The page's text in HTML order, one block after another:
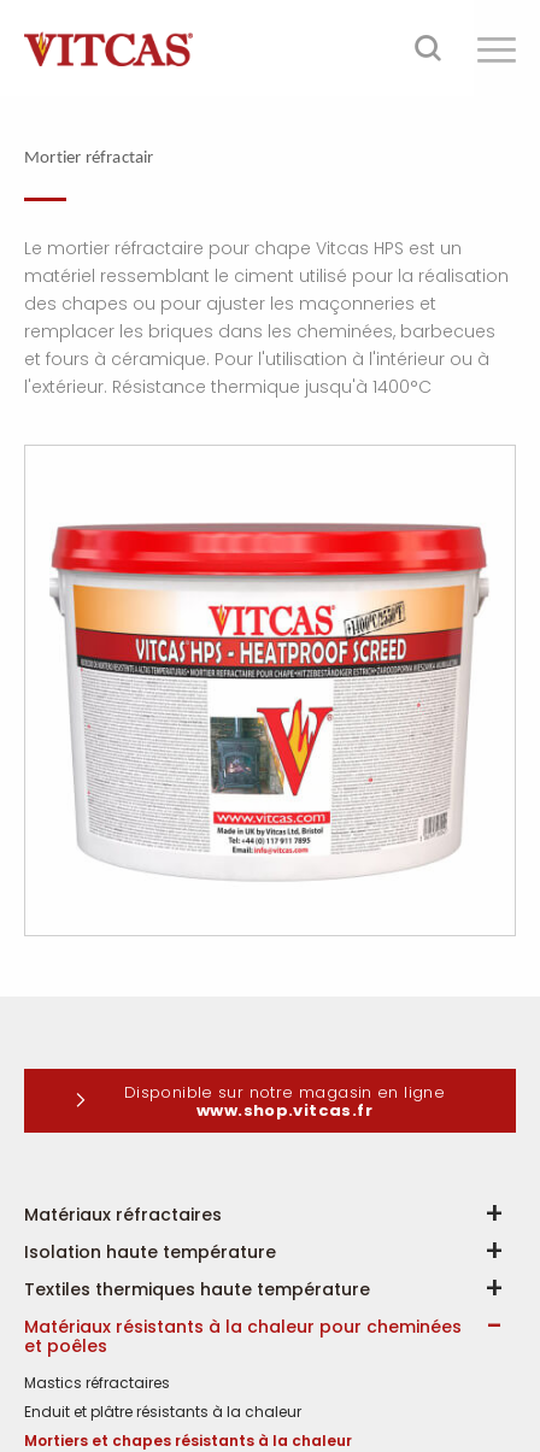
Mortier réfractair
Le mortier réfractaire pour chape Vitcas HPS est un
matériel ressemblant le ciment utilisé pour la réalisation
des chapes ou pour ajuster les maçonneries et
remplacer les briques dans les cheminées, barbecues
et fours à céramique. Pour l'utilisation à l'intérieur ou à
l'extérieur. Résistance thermique jusqu'à 1400°C
Disponible sur notre magasin en ligne
www.shop.vitcas.fr
Matériaux réfractaires
Isolation haute température
Textiles thermiques haute température
Matériaux résistants à la chaleur pour cheminées
et poêles
Mastics réfractaires
Enduit et plâtre résistants à la chaleur
Mortiers et chapes résistants à la chaleur